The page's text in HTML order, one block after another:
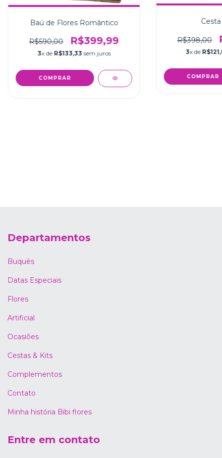
Baú de Flores Romântico
R$590,00 R$399,99
3x de R$133,33 sem juros
R$398,00
3x de
COMPRAR
Departamentos
Buquês
Datas Especiais
Flores
Artificial
Ocasiões
Cestas & Kits
Complementos
Contato
Minha história Bibi flores
Entre em contato